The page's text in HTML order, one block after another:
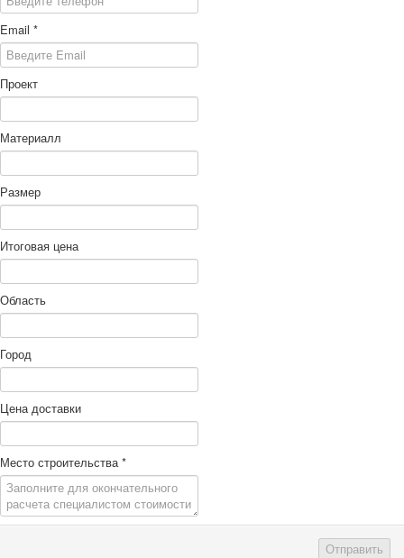
Email *
Проект
Материалл
Размер
Итоговая цена
Область
Город
Цена доставки
Место строительства*
Отправить